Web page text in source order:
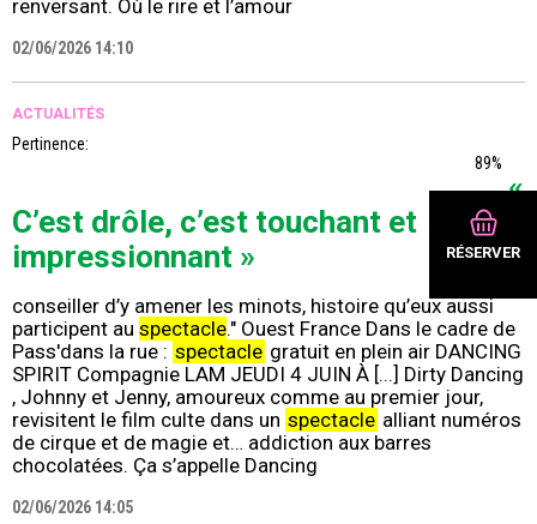
RÉSERVER
renversant. Où le rire et l’amour
02/06/2026 14:10
ACTUALITÉS
Pertinence:
89%
«
C’est drôle, c’est touchant et
impressionnant »
conseiller d’y amener les minots, histoire qu’eux aussi
participent au spectacle." Ouest France Dans le cadre de
Pass'dans la rue : spectacle gratuit en plein air DANCING
SPIRIT Compagnie LAM JEUDI 4 JUIN À [...] Dirty Dancing
, Johnny et Jenny, amoureux comme au premier jour,
revisitent le film culte dans un spectacle alliant numéros
de cirque et de magie et… addiction aux barres
chocolatées. Ça s’appelle Dancing
02/06/2026 14:05